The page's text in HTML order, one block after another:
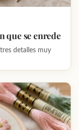
que se enrede
detalles muy